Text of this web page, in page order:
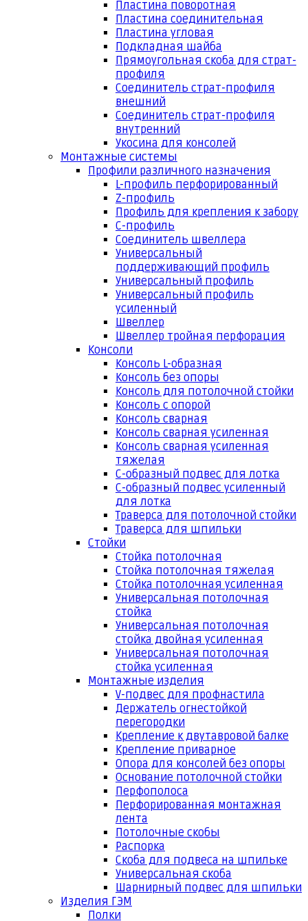
Пластина поворотная
Пластина соединительная
Пластина угловая
Подкладная шайба
Прямоугольная скоба для страт-
профиля
Соединитель страт-профиля
внешний
Соединитель страт-профиля
внутренний
Укосина для консолей
Монтажные системы
Профили различного назначения
L-профиль перфорированный
Z-профиль
Профиль для крепления к забору
С-профиль
Соединитель швеллера
Универсальный
поддерживающий профиль
Универсальный профиль
Универсальный профиль
усиленный
Швеллер
Швеллер тройная перфорация
Консоли
Консоль L-образная
Консоль без опоры
Консоль для потолочной стойки
Консоль с опорой
Консоль сварная
Консоль сварная усиленная
Консоль сварная усиленная
тяжелая
С-образный подвес для лотка
С-образный подвес усиленный
для лотка
Траверса для потолочной стойки
Траверса для шпильки
Стойки
Стойка потолочная
Стойка потолочная тяжелая
Стойка потолочная усиленная
Универсальная потолочная
стойка
Универсальная потолочная
стойка двойная усиленная
Универсальная потолочная
стойка усиленная
Монтажные изделия
V-подвес для профнастила
Держатель огнестойкой
перегородки
Крепление к двутавровой балке
Крепление приварное
Опора для консолей без опоры
Основание потолочной стойки
Перфополоса
Перфорированная монтажная
лента
Потолочные скобы
Распорка
Скоба для подвеса на шпильке
Универсальная скоба
Шарнирный подвес для шпильки
Изделия ГЭМ
Полки